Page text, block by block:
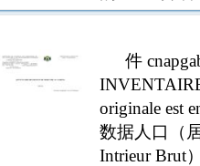
件
originale est
数据人口（
Intrieur Brut